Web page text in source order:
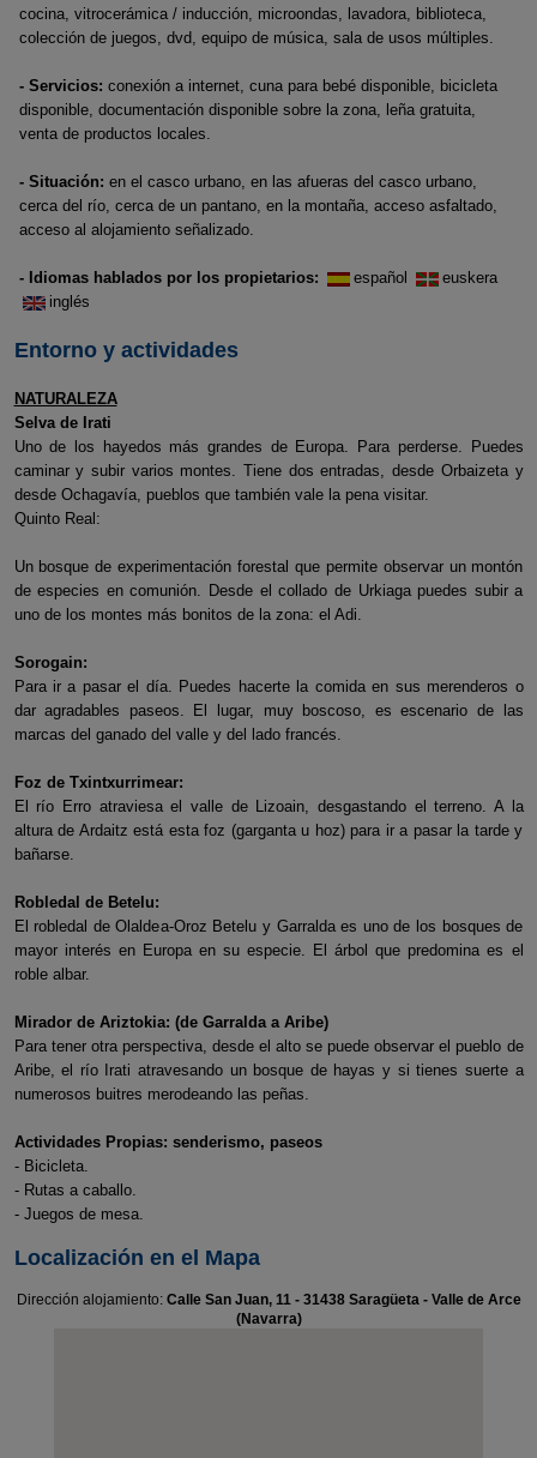
cocina, vitrocerámica / inducción, microondas, lavadora, biblioteca,
colección de juegos, dvd, equipo de música, sala de usos múltiples.
- Servicios: conexión a internet, cuna para bebé disponible, bicicleta
disponible, documentación disponible sobre la zona, leña gratuita,
venta de productos locales.
- Situación: en el casco urbano, en las afueras del casco urbano,
cerca del río, cerca de un pantano, en la montaña, acceso asfaltado,
acceso al alojamiento señalizado.
- Idiomas hablados por los propietarios: español
euskera
inglés
Entorno y actividades
NATURALEZA
Selva de Irati
Uno de los hayedos más grandes de Europa. Para perderse. Puedes
caminar y subir varios montes. Tiene dos entradas, desde Orbaizeta y
desde Ochagavía, pueblos que también vale la pena visitar.
Quinto Real:
Un bosque de experimentación forestal que permite observar un montón
de especies en comunión. Desde el collado de Urkiaga puedes subir a
uno de los montes más bonitos de la zona: el Adi.
Sorogain:
Para ir a pasar el día. Puedes hacerte la comida en sus merenderos o
dar agradables paseos. El lugar, muy boscoso, es escenario de las
marcas del ganado del valle y del lado francés.
Foz de Txintxurrimear:
El río Erro atraviesa el valle de Lizoain, desgastando el terreno. A la
altura de Ardaitz está esta foz (garganta u hoz) para ir a pasar la tarde y
bañarse.
Robledal de Betelu:
El robledal de Olaldea-Oroz Betelu y Garralda es uno de los bosques de
mayor interés en Europa en su especie. El árbol que predomina es el
roble albar.
Mirador de Ariztokia: (de Garralda a Aribe)
Para tener otra perspectiva, desde el alto se puede observar el pueblo de
Aribe, el río Irati atravesando un bosque de hayas y si tienes suerte a
numerosos buitres merodeando las peñas.
Actividades Propias: senderismo, paseos
- Bicicleta.
- Rutas a caballo.
- Juegos de mesa.
Localización en el Mapa
Dirección alojamiento: Calle San Juan, 11 - 31438 Saragüeta - Valle de Arce
(Navarra)